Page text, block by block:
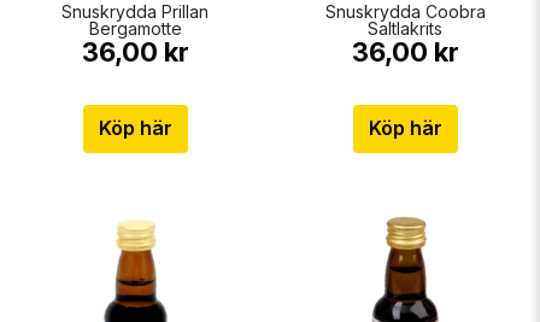
Snuskrydda Prillan
Bergamotte
36,00 kr
Köp här
Snuskrydda Coobra
Saltlakrits
36,00 kr
Köp här